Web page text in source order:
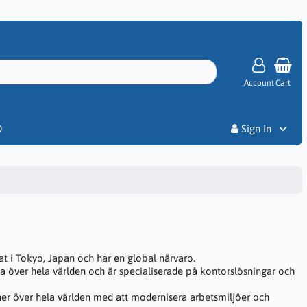
AccountCart
Sign In
i Tokyo, Japan och har en global närvaro.
över hela världen och är specialiserade på kontorslösningar och
över hela världen med att modernisera arbetsmiljöer och